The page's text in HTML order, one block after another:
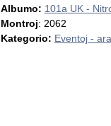
Albumo: 101a UK -
Montroj: 2062
Kategorio: Eventoj -